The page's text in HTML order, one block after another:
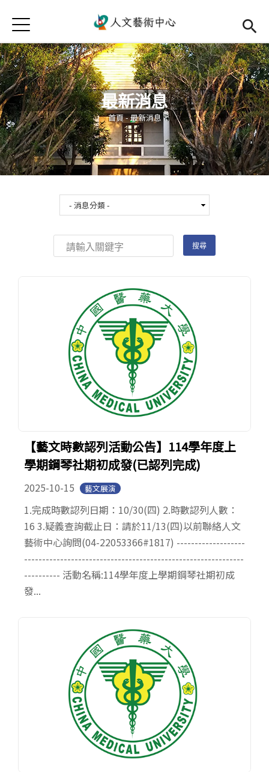
首頁
首頁
最新消息
中心簡介
Open
師資陣容
Open
藝文活動
活動集錦
最新消息
您在這裡
首頁-最新消息
【藝文時數認列活動公告】114學年度上
學期鋼琴社期初成發(已認列完成)
2025-10-15 藝文展演
1.完成時數認列日期：10/30(四) 2.時數認列人數：
16 3.疑義查詢截止日：請於11/13(四)以前聯絡人文
藝術中心詢問(04-22053366#1817) -------------------
-------------------------------------------------------------
---------- 活動名稱:114學年度上學期鋼琴社期初成
發...